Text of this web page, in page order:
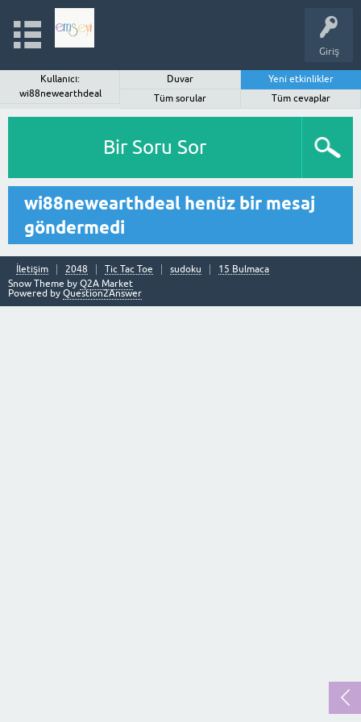
Giriş
Kullanıcı:
wi88newearthdeal
Duvar
Yeni etkinlikler
Tüm sorular
Tüm cevaplar
Bir Soru Sor
wi88newearthdeal henüz bir mesaj
göndermedi
İletişim 2048 Tic Tac Toe sudoku
15 Bulmaca
Snow Theme by Q2A Market
Powered by Question2Answer